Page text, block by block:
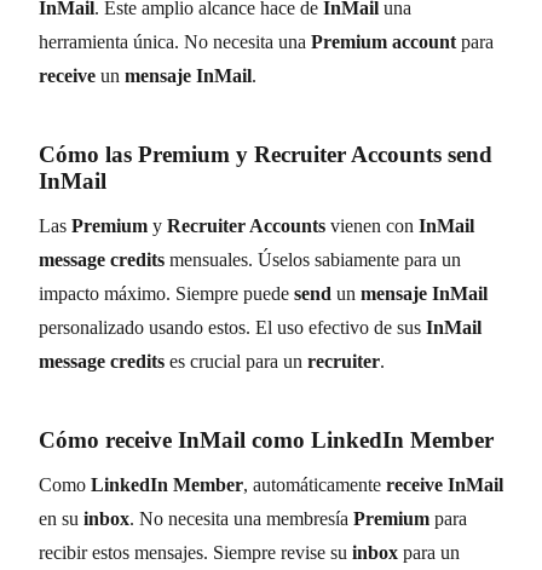
InMail. Este amplio alcance hace de InMail una
herramienta única. No necesita una Premium account para
receive un mensaje InMail.
Cómo las Premium y Recruiter Accounts send
InMail
Las Premium y Recruiter Accounts vienen con InMail
message credits mensuales. Úselos sabiamente para un
impacto máximo. Siempre puede send un mensaje InMail
personalizado usando estos. El uso efectivo de sus InMail
message credits es crucial para un recruiter.
Cómo receive InMail como LinkedIn Member
Como LinkedIn Member, automáticamente receive InMail
en su inbox. No necesita una membresía Premium para
recibir estos mensajes. Siempre revise su inbox para un